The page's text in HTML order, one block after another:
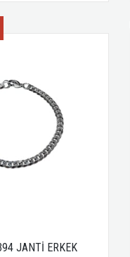
JANTİ ERKEK